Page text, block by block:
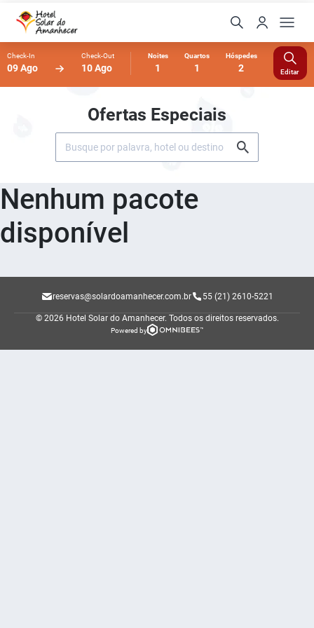
Check-In
09 Ago
Check-Out
10 Ago
Noites
1
Quartos
1
Hóspedes
2 Editar
Ofertas Especiais
Nenhum pacote
disponível
reservas@solardoamanhecer.com.br 55 (21) 2610-5221
© 2026 Hotel Solar do Amanhecer. Todos os direitos reservados.
Powered by